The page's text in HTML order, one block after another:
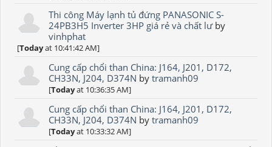
Thi công Máy lạnh tủ đứng PANASONIC S-
24PB3H5 Inverter 3HP giá rẻ và chất lưby
vinhphat
[Todayat 10:41:42 AM]
Cung cấp chổi than China: J164, J201, D172,
CH33N, J204, D374N bytramanh09
[Todayat 10:36:35 AM]
Cung cấp chổi than China: J164, J201, D172,
CH33N, J204, D374N bytramanh09
[Todayat 10:33:32 AM]